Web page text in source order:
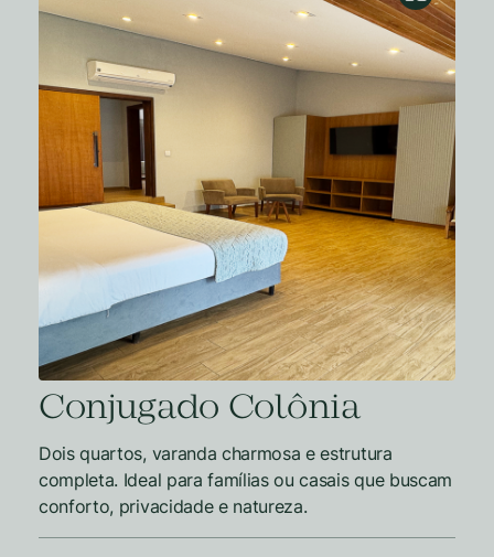
Conjugado Colônia
Dois quartos, varanda charmosa e estrutura
completa. Ideal para famílias ou casais que buscam
conforto, privacidade e natureza.